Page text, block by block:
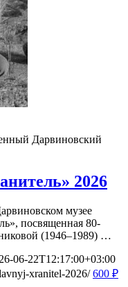
Дарвиновский
2026
музее
посвященная 80-
(1946–1989) …
06-22T12:17:00+03:00
xranitel-2026/ 600 ₽